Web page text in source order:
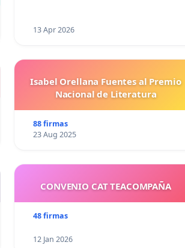
13 Apr 2026
Isabel Orellana Fuentes al Premio
Nacional de Literatura
88 firmas
23 Aug 2025
CONVENIO CAT TEACOMPAÑA
48 firmas
12 Jan 2026